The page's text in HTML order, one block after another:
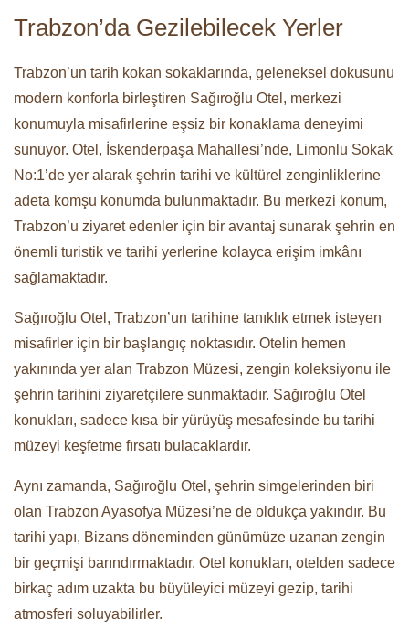
Trabzon’da Gezilebilecek Yerler
Trabzon’un tarih kokan sokaklarında, geleneksel dokusunu
modern konforla birleştiren Sağıroğlu Otel, merkezi
konumuyla misafirlerine eşsiz bir konaklama deneyimi
sunuyor. Otel, İskenderpaşa Mahallesi’nde, Limonlu Sokak
No:1’de yer alarak şehrin tarihi ve kültürel zenginliklerine
adeta komşu konumda bulunmaktadır. Bu merkezi konum,
Trabzon’u ziyaret edenler için bir avantaj sunarak şehrin en
önemli turistik ve tarihi yerlerine kolayca erişim imkânı
sağlamaktadır.
Sağıroğlu Otel, Trabzon’un tarihine tanıklık etmek isteyen
misafirler için bir başlangıç noktasıdır. Otelin hemen
yakınında yer alan Trabzon Müzesi, zengin koleksiyonu ile
şehrin tarihini ziyaretçilere sunmaktadır. Sağıroğlu Otel
konukları, sadece kısa bir yürüyüş mesafesinde bu tarihi
müzeyi keşfetme fırsatı bulacaklardır.
Aynı zamanda, Sağıroğlu Otel, şehrin simgelerinden biri
olan Trabzon Ayasofya Müzesi’ne de oldukça yakındır. Bu
tarihi yapı, Bizans döneminden günümüze uzanan zengin
bir geçmişi barındırmaktadır. Otel konukları, otelden sadece
birkaç adım uzakta bu büyüleyici müzeyi gezip, tarihi
atmosferi soluyabilirler.